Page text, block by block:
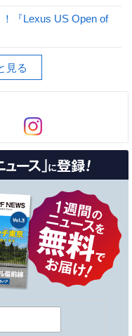
『Lexus US Open of
見る